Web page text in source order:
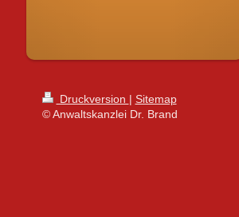
Druckversion | Sitemap
© Anwaltskanzlei Dr. Brand